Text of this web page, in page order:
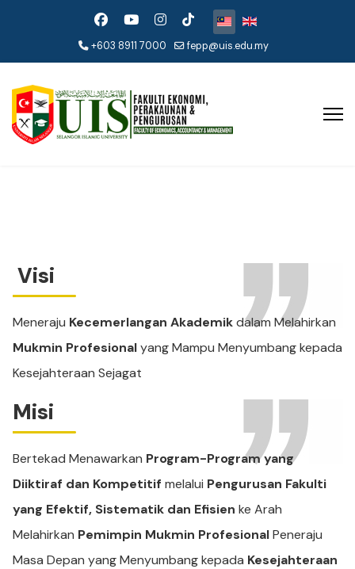
Pilih bahasa anda
+603 8911 7000 fepp@uis.edu.my
Visi
Meneraju Kecemerlangan Akademikdalam Melahirkan
Mukmin Profesionalyang Mampu Menyumbang kepada
Kesejahteraan Sejagat
Misi
Bertekad Menawarkan Program-Program yang
Diiktiraf dan Kompetitif melalui Pengurusan Fakulti
yang Efektif, Sistematik dan Efisien ke Arah
Melahirkan Pemimpin Mukmin ProfesionalPeneraju
Masa Depan yang Menyumbang kepada Kesejahteraan